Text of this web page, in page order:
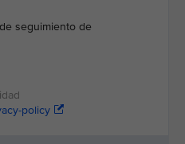
seguimiento de
policy